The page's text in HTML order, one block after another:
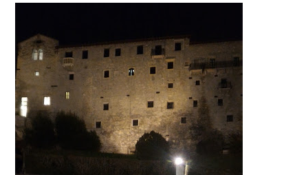
MODA
MUSAS
FOTOGRAFIA
QUEM SOU EU